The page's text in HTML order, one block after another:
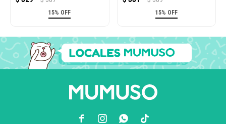
15% OFF 15% OFF
  